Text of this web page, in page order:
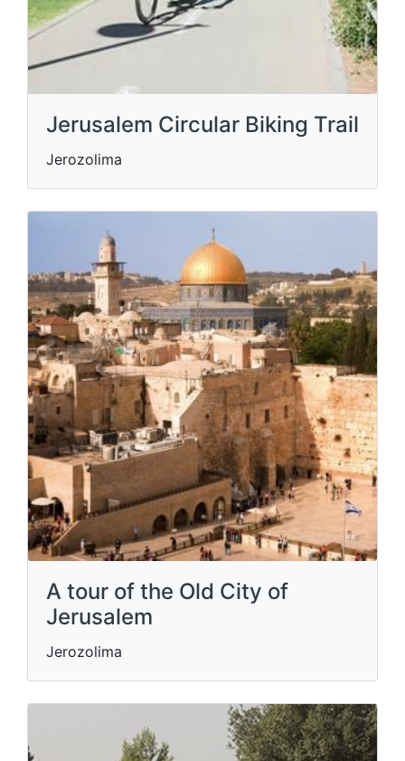
Jerusalem Circular Biking Trail
Jerozolima
A tour of the Old City of
Jerusalem
Jerozolima